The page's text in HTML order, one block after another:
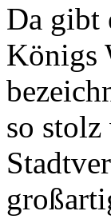
Da gibt
Königs
so